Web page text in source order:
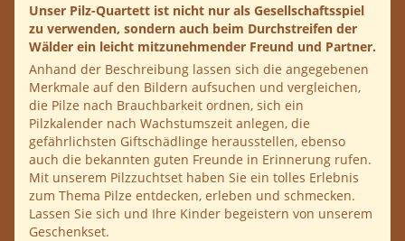
Unser Pilz-Quartett ist nicht nur als Gesellschaftsspiel
zu verwenden, sondern auch beim Durchstreifen der
Wälder ein leicht mitzunehmender Freund und Partner.
Anhand der Beschreibung lassen sich die angegebenen
Merkmale auf den Bildern aufsuchen und vergleichen,
die Pilze nach Brauchbarkeit ordnen, sich ein
Pilzkalender nach Wachstumszeit anlegen, die
gefährlichsten Giftschädlinge herausstellen, ebenso
auch die bekannten guten Freunde in Erinnerung rufen.
Mit unserem Pilzzuchtset haben Sie ein tolles Erlebnis
zum Thema Pilze entdecken, erleben und schmecken.
Lassen Sie sich und Ihre Kinder begeistern von unserem
Geschenkset.